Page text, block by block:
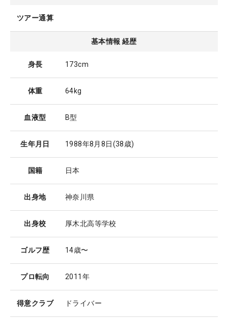
ツアー通算
基本情報 経歴
身長 173cm
体重 64kg
血液型 B型
生年月日 1988年8月8日(38歳)
国籍 日本
出身地 神奈川県
出身校 厚木北高等学校
ゴルフ歴 14歳〜
プロ転向 2011年
得意クラブ ドライバー